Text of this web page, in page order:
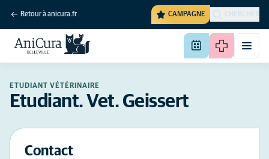
Retour à anicura.fr CAMPAGNE CHERCHER
ETUDIANT VÉTÉRINAIRE
Etudiant. Vet. Geissert
Contact